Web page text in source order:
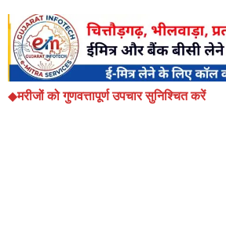
◆मरीजों को गुणवत्तापूर्ण उपचार सुनिश्चित करें